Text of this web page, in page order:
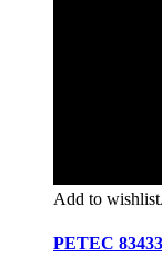
Add to wishlist
PETEC